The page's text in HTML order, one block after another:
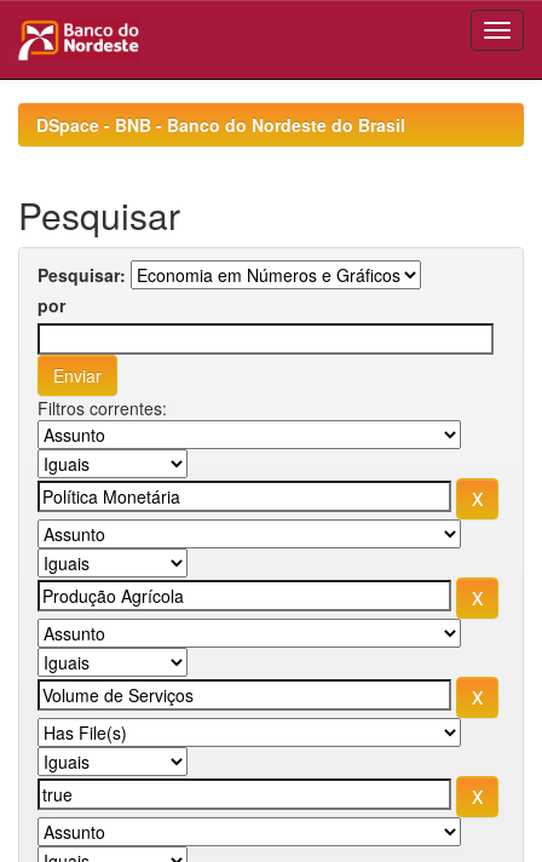
navigationDSpace - BNB - Banco do Nordeste do Brasil
Pesquisar
Pesquisar:
por
Filtros correntes: